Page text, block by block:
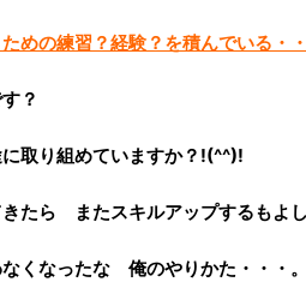
めの練習？経験？を積んでいる・
？
取り組めていますか？!(^^)!
たら またスキルアップするもよし
くなったな 俺のやりかた・・・